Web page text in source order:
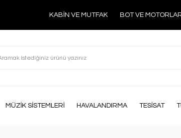
KABİN VE MUTFAK BOT VE
MÜZİK SİSTEMLERİ HAVALANDIRMA TESİSAT